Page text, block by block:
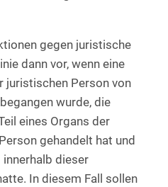
gegen juristische
dann vor, wenn eine
juristischen Person von
wurde, die
eines Organs der
gehandelt hat und
innerhalb dieser
In diesem Fall sollen